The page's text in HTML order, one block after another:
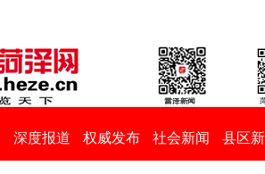
深度报道 权威发布 社会新闻 县区